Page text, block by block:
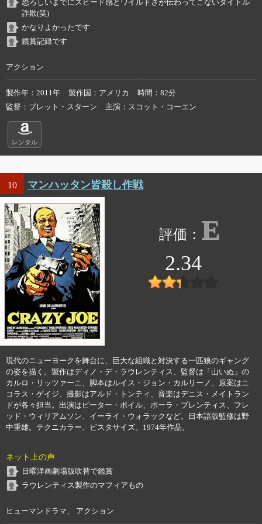
恐ろしいまでにスピード感とワイルドさが伝わってこないタイトル
詐欺(笑)
かなりよかったです
鑑賞記録です
アクション
製作年 2011年 製作国 アメリカ 時間
82分
監督
ブレット・スターン 主演 スコット・コーエン
レンタル
10 マンハッタン皆殺し作戦
E
2.34
現代のニューヨークを舞台に、巨大な組織と対決する一匹狼のギャング
の姿を描く。製作はディノ・デ・ラウレンティス、監督は「山いぬ」の
カルロ・リッツァーニ、脚本はルイス・ジョン・カルリーノ、原案はニ
コラス・ゲイジ、撮影はアルド・トンティ、音楽はデニス・メイトラン
ドが各々担当。出演はピーター・ボイル、ポーラ・プレンティス、フレ
ッド・ウィリアムソン、イーライ・ウォラックなど。日本語版監修は野
中重雄。テクニカラー、ビスタサイズ。1974年作品。
ネット上の声
日曜洋画劇場版吹替で鑑賞
ラウレンティス製作のマフィアもの
ヒューマンドラマ、 アクション